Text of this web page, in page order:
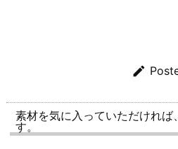

素材を気に入っていただければ
す。